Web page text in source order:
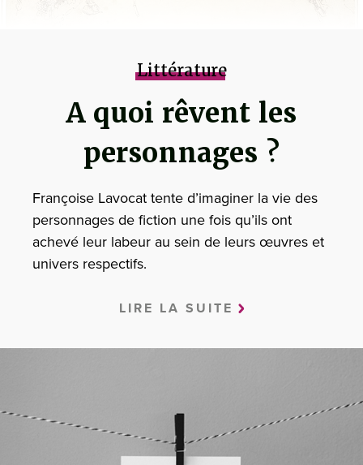
Littérature
A quoi rêvent les
personnages ?
Françoise Lavocat tente d’imaginer la vie des
personnages de fiction une fois qu’ils ont
achevé leur labeur au sein de leurs œuvres et
univers respectifs.
LIRE LA SUITE